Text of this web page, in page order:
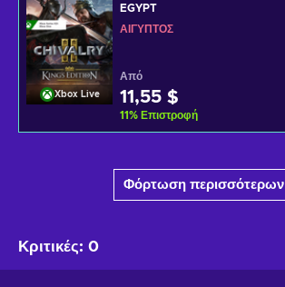
Xbox Live
EGYPT
ΑΊΓΥΠΤΟΣ
Από
11,55 $
11% Επιστροφή
Φόρτωση περισσότερων
Κριτικές: 0